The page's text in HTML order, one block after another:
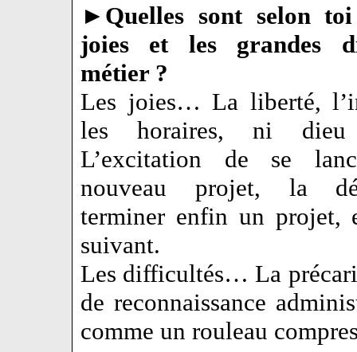
► Quelles sont selon
joies et les grandes
métier ?
Les joies… La liberté,
les horaires, ni
L’excitation de se
nouveau projet, la
terminer enfin un projet,
suivant.
Les difficultés… La
de reconnaissance
comme un rouleau